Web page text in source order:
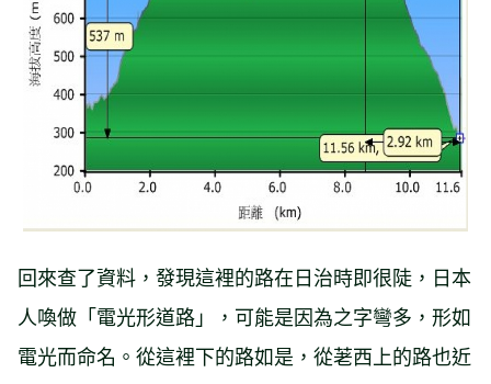
回來查了資料，發現這裡的路在日治時即很陡，日本
人喚做「電光形道路」，可能是因為之字彎多，形如
電光而命名。從這裡下的路如是，從荖西上的路也近